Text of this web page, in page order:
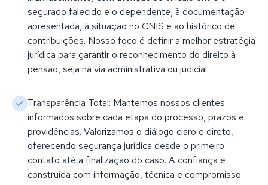
segurado falecido e o dependente, à documentação
apresentada, à situação no CNIS e ao histórico de
contribuições. Nosso foco é definir a melhor estratégia
jurídica para garantir o reconhecimento do direito à
pensão, seja na via administrativa ou judicial.
Transparência Total: Mantemos nossos clientes
informados sobre cada etapa do processo, prazos e
providências. Valorizamos o diálogo claro e direto,
oferecendo segurança jurídica desde o primeiro
contato até a finalização do caso. A confiança é
construída com informação, técnica e compromisso.